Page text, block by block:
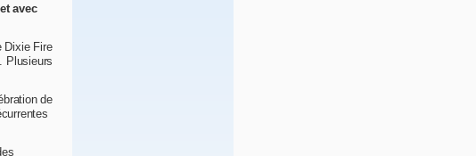
avec
Dixie Fire
Plusieurs
de